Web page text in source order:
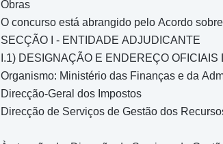
Obras
O concurso está abrangido pelo Acordo sobre
SECÇÃO I - ENTIDADE ADJUDICANTE
I.1) DESIGNAÇÃO E ENDEREÇO
Organismo: Ministério das Finanças e da
Direcção-Geral dos Impostos
Direcção de Serviços de Gestão dos